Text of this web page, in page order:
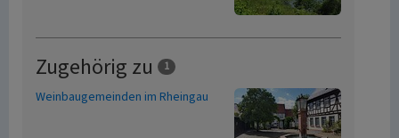
Zugehörig zu 1
Weinbaugemeinden im Rheingau